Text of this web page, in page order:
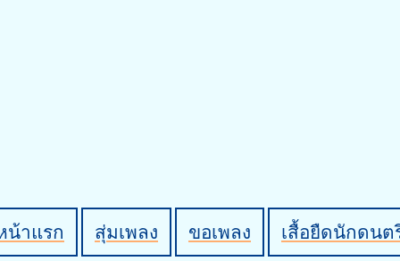
น้าแรก สุ่มเพลง ขอเพลง เสื้อยืดนักดนต